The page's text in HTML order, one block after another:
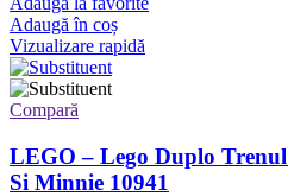
Adaugă în coș
Vizualizare rapidă
Compară
LEGO – Lego Duplo
Si Minnie 10941